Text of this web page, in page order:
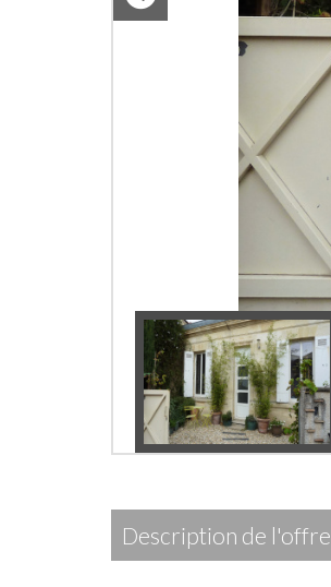
description de l'offre